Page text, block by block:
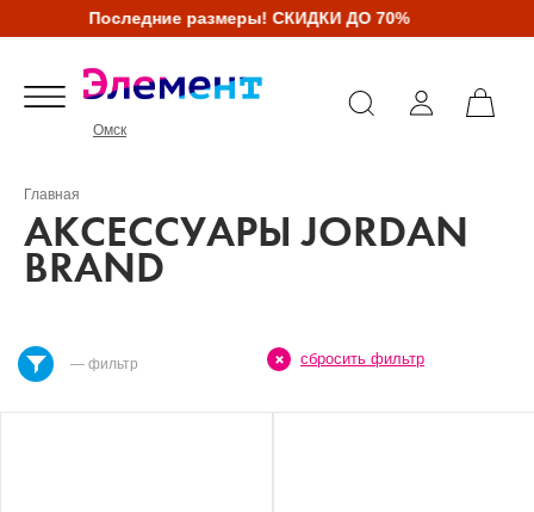
Последние размеры! СКИДКИ ДО 70%
Омск
Главная
АКСЕССУАРЫ JORDAN
BRAND
— фильтр сбросить фильтр